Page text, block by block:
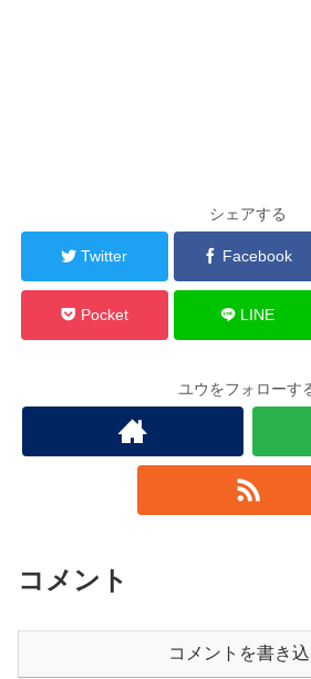
シェアする
Twitter Facebook
Pocket LINE
ユウをフォローす
コメント
コメントを書き